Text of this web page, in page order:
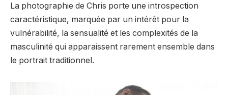
La photographie de Chris porte une introspection
caractéristique, marquée par un intérêt pour la
vulnérabilité, la sensualité et les complexités de la
masculinité qui apparaissent rarement ensemble dans
le portrait traditionnel.